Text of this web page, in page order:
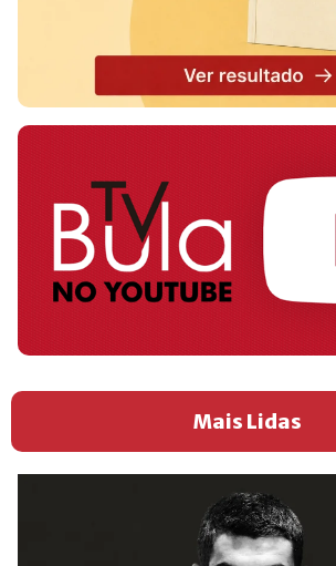
Mais Lidas